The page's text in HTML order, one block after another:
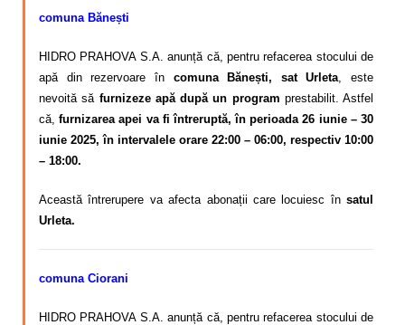
comuna Bănești
HIDRO PRAHOVA S.A. anunță că, pentru refacerea stocului de
apă din rezervoare în comuna Bănești, sat Urleta, este
nevoită să furnizeze apă după un program prestabilit. Astfel
că,furnizarea apei va fi întreruptă, în perioada 26 iunie – 30
iunie 2025, în intervalele orare 22:00 – 06:00, respectiv 10:00
– 18:00.
Această întrerupere va afecta abonații care locuiesc în satul
Urleta.
comuna Ciorani
HIDRO PRAHOVA S.A. anunță că, pentru refacerea stocului de